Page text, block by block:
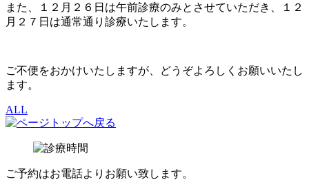
また、１２月２６日は午前診療のみとさせていただき、１２
月２７日は通常通り診療いたします。
ご不便をおかけいたしますが、どうぞよろしくお願いいたし
ます。
ALL
ご予約はお電話よりお願い致します。